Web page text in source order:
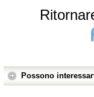
Possono